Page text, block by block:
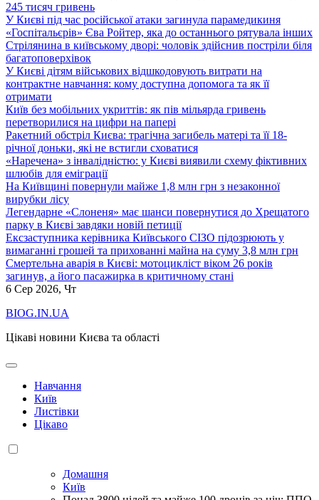
245 тисяч гривень
У Києві під час російської атаки загинула парамедикиня
«Госпітальєрів» Єва Ройтер, яка до останнього рятувала інших
Стрілянина в київському дворі: чоловік здійснив постріли біля
багатоповерхівок
У Києві дітям військових відшкодовують витрати на
контрактне навчання: кому доступна допомога та як її
отримати
Київ без мобільних укриттів: як пів мільярда гривень
перетворилися на цифри на папері
Ракетний обстріл Києва: трагічна загибель матері та її 18-
річної доньки, які не встигли сховатися
«Наречена» з інвалідністю: у Києві виявили схему фіктивних
шлюбів для еміграції
На Київщині повернули майже 1,8 млн грн з незаконної
вирубки лісу
Легендарне «Слоненя» має шанси повернутися до Хрещатого
парку в Києві завдяки новій петиції
Ексзаступника керівника Київського СІЗО підозрюють у
вимаганні грошей та прихованні майна на суму 3,8 млн грн
Смертельна аварія в Києві: мотоцикліст віком 26 років
загинув, а його пасажирка в критичному стані
6 Сер 2026, Чт
BIOG.IN.UA
Цікаві новини Києва та області
Навчання
Київ
Листівки
Цікаво
Домашня
Київ